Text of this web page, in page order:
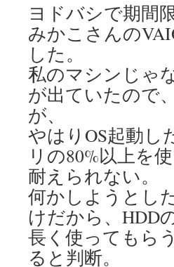
ヨドバシで期間
みかこさんの
した。
私のマシンじゃ
が出ていたので
が、
やはりOS起動
リの80%以上を
耐えられない。
何かしようとし
けだから、HDD
長く使ってもら
ると判断。